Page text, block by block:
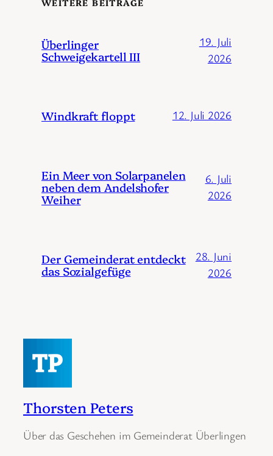
Überlinger
Schweigekartell III
19. Juli
2026
Windkraft floppt 12. Juli 2026
Ein Meer von Solarpanelen
neben dem Andelshofer
Weiher
6. Juli
2026
Der Gemeinderat entdeckt
das Sozialgefüge
28. Juni
2026
Thorsten Peters
Über das Geschehen im Gemeinderat Überlingen